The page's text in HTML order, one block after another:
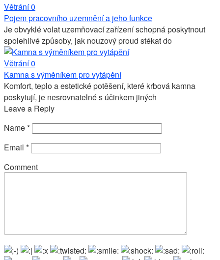
Větrání0
Pojem pracovního uzemnění a jeho funkce
Je obvyklé volat uzemňovací zařízení schopná poskytnout
spolehlivé způsoby, jak nouzový proud stékat do
Větrání0
Kamna s výměníkem pro vytápění
Komfort, teplo a estetické potěšení, které krbová kamna
poskytují, je nesrovnatelné s účinkem jiných
Leave a Reply
Name*
Email *
Comment